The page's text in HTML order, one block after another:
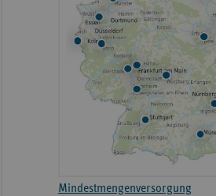
Mindestmengenversorgung